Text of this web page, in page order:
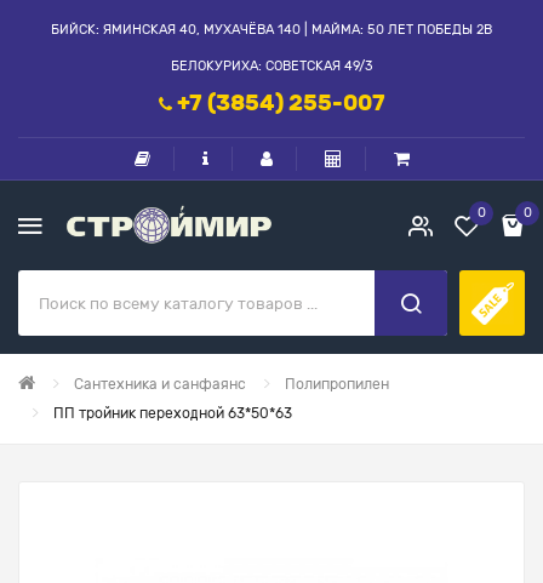
БИЙСК: ЯМИНСКАЯ 40, МУХАЧЁВА 140 | МАЙМА: 50 ЛЕТ ПОБЕДЫ 2В
БЕЛОКУРИХА: СОВЕТСКАЯ 49/3
+7 (3854) 255-007
0 0
Сантехника и санфаянс
Полипропилен
ПП тройник переходной 63*50*63